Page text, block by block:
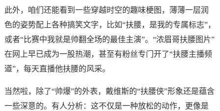
此外，咱们还能看到一些穿越时空的趣味梗图，薄薄一层润
色的姿势配上各种搞笑文字，比如“扶腰，是我的专属标志”，
或者“比赛中我就是帅翻全场的最佳主演”。“浓眉哥扶腰图片”
在网上早已成为一股热潮，甚至有粉丝专门开了“扶腰主播频
道”，每天直播他扶腰的风采。
当然啦，除了“帅爆”的外表，戴维斯的“扶腰侠”形象还是蕴含
一些深意的。有人分析：这不仅是一种放松的动作，更像是